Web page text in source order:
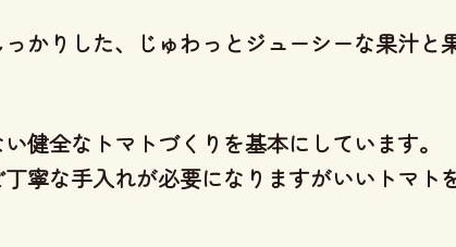
かりした、じゅわっとジューシーな果汁と
健全なトマトづくり を基本にしています。
寧な手入れが必要になりますがいいトマト